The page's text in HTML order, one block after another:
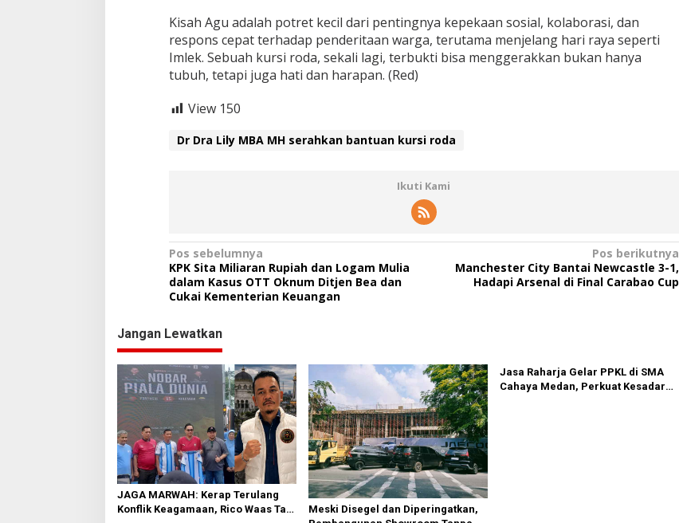
Kisah Agu adalah potret kecil dari pentingnya kepekaan sosial, kolaborasi, dan
respons cepat terhadap penderitaan warga, terutama menjelang hari raya seperti
Imlek. Sebuah kursi roda, sekali lagi, terbukti bisa menggerakkan bukan hanya
tubuh, tetapi juga hati dan harapan. (Red)
View 150
Dr Dra Lily MBA MH serahkan bantuan kursi roda
Ikuti Kami
N
a
v
g
a
s
p
o
s
Pos sebelumnya
KPK Sita Miliaran Rupiah dan Logam Mulia
dalam Kasus OTT Oknum Ditjen Bea dan
Cukai Kementerian Keuangan
Pos berikutnya
Manchester City Bantai Newcastle 3-1,
Hadapi Arsenal di Final Carabao Cup
Jangan Lewatkan
JAGA MARWAH: Kerap Terulang
Konflik Keagamaan, Rico Waas Tak
Meski Disegel dan Diperingatkan,
Jasa Raharja Gelar PPKL di SMA
Cahaya Medan, Perkuat Kesadaran